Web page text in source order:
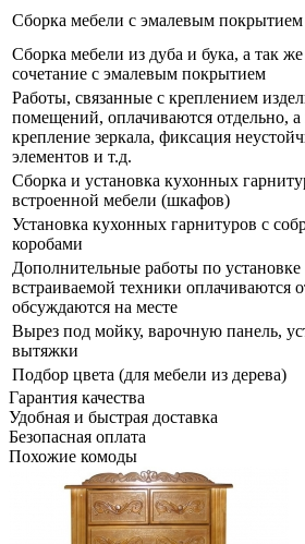
Сборка мебели с эмалевым покрытием
Сборка мебели из дуба и бука, а так
сочетание с эмалевым покрытием
Работы, связанные с креплением
помещений, оплачиваются отдельно,
крепление зеркала, фиксация
элементов и т.д.
Сборка и установка кухонных
встроенной мебели (шкафов)
Установка кухонных гарнитуров с
коробами
Дополнительные работы по установке
встраиваемой техники оплачиваются
обсуждаются на месте
Вырез под мойку, варочную панель,
вытяжки
Подбор цвета (для мебели из дерева)
Гарантия качества
Удобная и быстрая доставка
Безопасная оплата
Похожие комоды